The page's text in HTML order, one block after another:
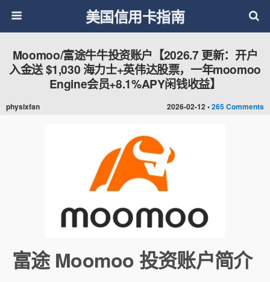
美国信用卡指南
2026-02-12 •265 Comments
Moomoo/富途牛牛投资账户【2026.7 更新：开户
入金送 $1,030 海力士+英伟达股票，一年moomoo
Engine会员+8.1%APY闲钱收益】
physixfan
富途 Moomoo 投资账户简介